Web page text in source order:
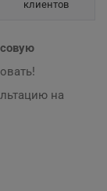
клиентов
на